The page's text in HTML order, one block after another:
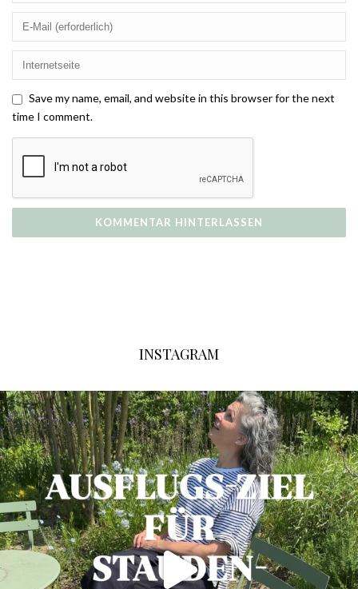
Save my name, email, and website in this browser for the next
time I comment.
INSTAGRAM